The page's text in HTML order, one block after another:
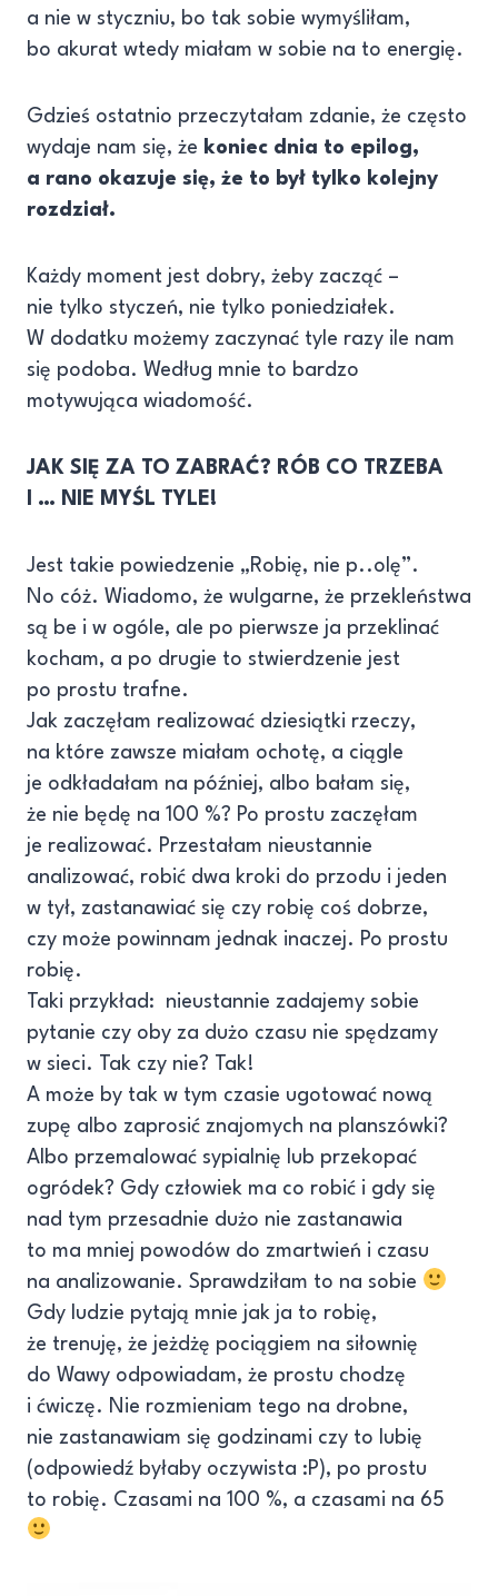
a nie w styczniu, bo tak sobie wymyśliłam,
bo akurat wtedy miałam w sobie na to energię.
Gdzieś ostatnio przeczytałam zdanie, że często
wydaje nam się, że koniec dnia to epilog,
a rano okazuje się, że to był tylko kolejny
rozdział.
Każdy moment jest dobry, żeby zacząć –
nie tylko styczeń, nie tylko poniedziałek.
W dodatku możemy zaczynać tyle razy ile nam
się podoba. Według mnie to bardzo
motywująca wiadomość.
JAK SIĘ ZA TO ZABRAĆ? RÓB CO TRZEBA
I … NIE MYŚL TYLE!
Jest takie powiedzenie „Robię, nie p..olę”.
No cóż. Wiadomo, że wulgarne, że przekleństwa
są be i w ogóle, ale po pierwsze ja przeklinać
kocham, a po drugie to stwierdzenie jest
po prostu trafne.
Jak zaczęłam realizować dziesiątki rzeczy,
na które zawsze miałam ochotę, a ciągle
je odkładałam na później, albo bałam się,
że nie będę na 100 %? Po prostu zaczęłam
je realizować. Przestałam nieustannie
analizować, robić dwa kroki do przodu i jeden
w tył, zastanawiać się czy robię coś dobrze,
czy może powinnam jednak inaczej. Po prostu
robię.
Taki przykład: nieustannie zadajemy sobie
pytanie czy oby za dużo czasu nie spędzamy
w sieci. Tak czy nie? Tak!
A może by tak w tym czasie ugotować nową
zupę albo zaprosić znajomych na planszówki?
Albo przemalować sypialnię lub przekopać
ogródek? Gdy człowiek ma co robić i gdy się
nad tym przesadnie dużo nie zastanawia
to ma mniej powodów do zmartwień i czasu
na analizowanie. Sprawdziłam to na sobie
Gdy ludzie pytają mnie jak ja to robię,
że trenuję, że jeżdżę pociągiem na siłownię
do Wawy odpowiadam, że prostu chodzę
i ćwiczę. Nie rozmieniam tego na drobne,
nie zastanawiam się godzinami czy to lubię
(odpowiedź byłaby oczywista :P), po prostu
to robię. Czasami na 100 %, a czasami na 65